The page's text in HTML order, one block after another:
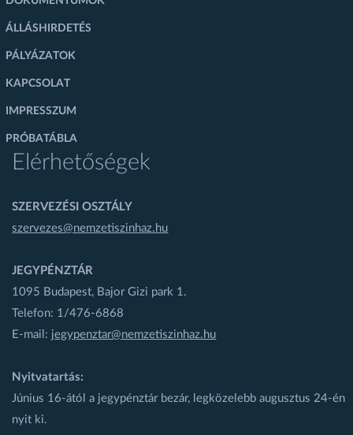
ÁLLÁSHIRDETÉS
PÁLYÁZATOK
KAPCSOLAT
IMPRESSZUM
PRÓBATÁBLA
Elérhetőségek
SZERVEZÉSI OSZTÁLY
szervezes@nemzetiszinhaz.hu
JEGYPÉNZTÁR
1095 Budapest, Bajor Gizi park 1.
Telefon: 1/476-6868
E-mail: jegypenztar@nemzetiszinhaz.hu
Nyitvatartás:
Június 16-ától a jegypénztár bezár, legközelebb augusztus 24-én
nyit ki.